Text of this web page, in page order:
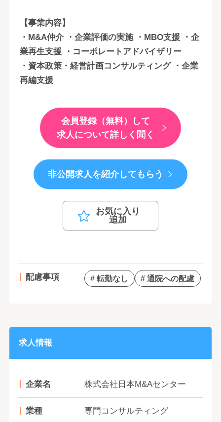
【事業内容】
・M&A仲介 ・企業評価の実施 ・MBO支援 ・企
業再生支援 ・コーポレートアドバイザリー
・資本政策・経営計画コンサルティング ・企業
再編支援
会員登録（無料）して
求人について詳しく聞く
非公開求人を紹介してもらう
お気に入り
追加
配慮事項 # 転勤なし # 通院への配慮
求人情報
企業名 株式会社日本M&Aセンター
業種 専門コンサルティング